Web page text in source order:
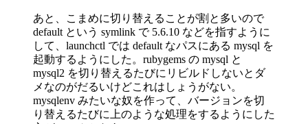
あと、こまめに切り替えることが割と多いので
default という symlink で 5.6.10 などを指すように
して、launchctl では default なパスにある mysql を
起動するようにした。rubygems の mysql と
mysql2 を切り替えるたびにリビルドしないとダ
メなのがだるいけどこれはしょうがない。
mysqlenv みたいな奴を作って、バージョンを切
り替えるたびに上のような処理をするようにした